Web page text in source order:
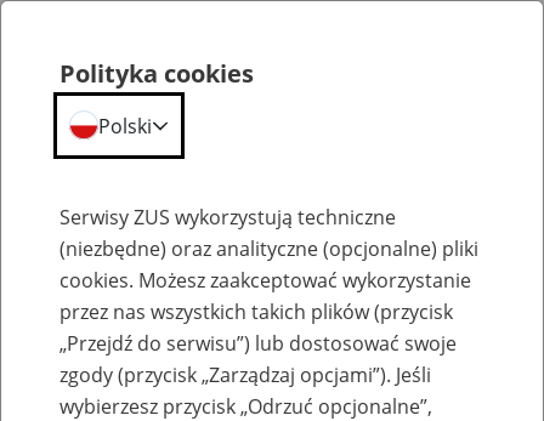
Kalendarium
Polityka cookies
Polski
Serwisy ZUS wykorzystują techniczne
(niezbędne) oraz analityczne (opcjonalne) pliki
cookies. Możesz zaakceptować wykorzystanie
przez nas wszystkich takich plików (przycisk
„Przejdź do serwisu”) lub dostosować swoje
zgody (przycisk „Zarządzaj opcjami”). Jeśli
wybierzesz przycisk „Odrzuć opcjonalne”,